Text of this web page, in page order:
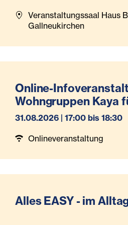
Veranstaltungssaal Haus
Gallneukirchen
Online-
Wohngruppen Kaya
Menschen mit
31.08.2026 | 17:00 bis 18:30
Onlineveranstaltung
Alles EASY - im